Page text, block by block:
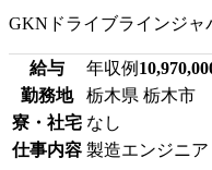
GKNドライブラインジャ
給与 年収例
勤務地
栃木県 栃木市
寮・社宅 なし
仕事内容 製造エンジニ